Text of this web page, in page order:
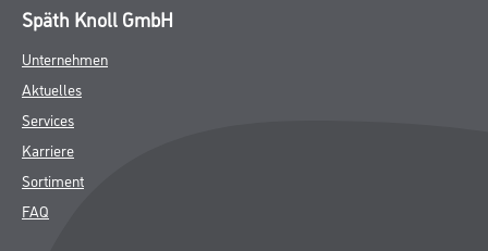
Späth Knoll GmbH
Unternehmen
Aktuelles
Services
Karriere
Sortiment
FAQ